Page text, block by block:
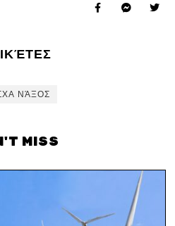
ΝΆΞΟΣ
MISS